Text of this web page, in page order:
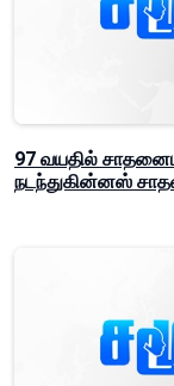
97 வயதில்
நடந்துகின்னஸ்